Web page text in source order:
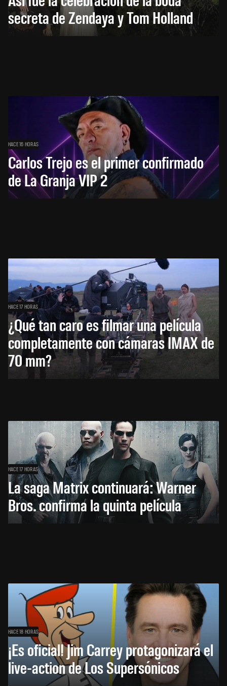
secreta de Zendaya y Tom Holland
HACE 16 HORAS
Carlos Trejo es el primer confirmado
de La Granja VIP 2
HACE 17 HORAS
¿Qué tan caro es filmar una película
completamente con cámaras IMAX de
70 mm?
HACE 17 HORAS
La saga Matrix continuará: Warner
Bros. confirma la quinta película
HACE 18 HORAS
¡Es oficial! Jim Carrey protagonizará el
live-action de Los Supersónicos